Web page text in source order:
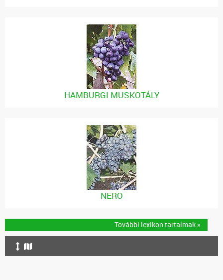
HAMBURGI MUSKOTÁLY
NERO
További lexikon tartalmak »